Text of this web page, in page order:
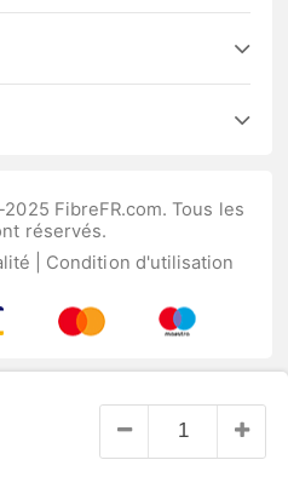
FibreFR.com. Tous les
réservés.
Condition d'utilisation